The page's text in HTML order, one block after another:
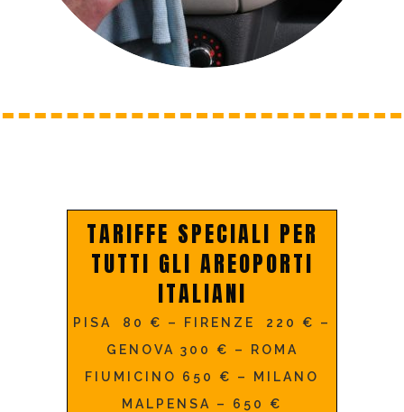
TARIFFE SPECIALI PER
TUTTI GLI AREOPORTI
ITALIANI
PISA 80 € – FIRENZE 220 € –
GENOVA 300 € – ROMA
FIUMICINO 650 € – MILANO
MALPENSA – 650 €